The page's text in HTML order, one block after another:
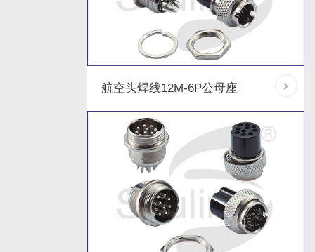
航空头焊线12M-6P公母座